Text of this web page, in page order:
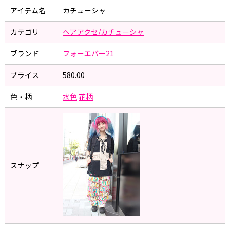
アイテム名 カチューシャ
カテゴリ ヘアアクセ/カチューシャ
ブランド フォーエバー21
プライス 580.00
色・柄 水色花柄
スナップ